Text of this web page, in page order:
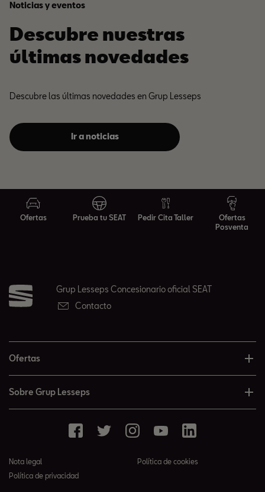
Ofertas Prueba tu SEAT Pedir Cita Taller
Ofertas
Posventa
Noticias y eventos
Descubre nuestras
últimas novedades
Descubre las últimas novedades en Grup Lesseps
Ir a noticias
Grup Lesseps Concesionario oficial SEAT
Contacto
Ofertas
Sobre Grup Lesseps
Nota legal
Política de cookies
Política de privacidad